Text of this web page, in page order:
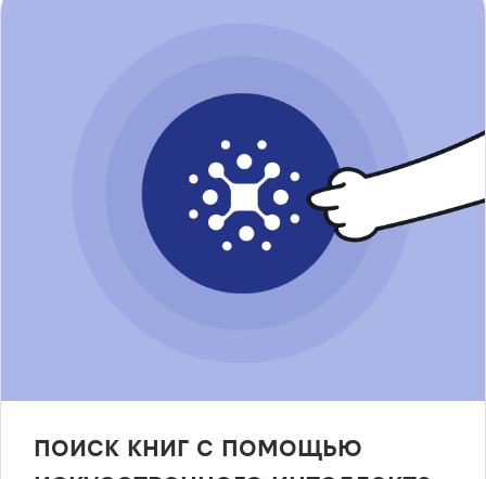
поиск книг с помощью